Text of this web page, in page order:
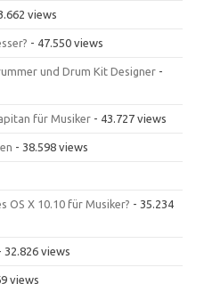
views
- 47.550 views
und Drum Kit Designer -
für Musiker - 43.727 views
- 38.598 views
OS X 10.10 für Musiker? - 35.234
32.826 views
views